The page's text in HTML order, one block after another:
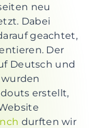
neu
Dabei
geachtet,
Der
Deutsch und
erstellt,
durften wir